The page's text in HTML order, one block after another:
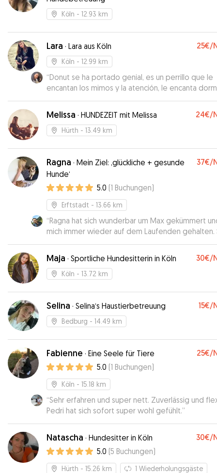
Köln - 12.93 km
Lara · Lara aus Köln 25€/
Köln - 12.99 km
“Donut se ha portado genial, es un perrillo que le
encantan los mimos y la atención, le encanta
dar paseos largos. Lo he dejado solo en casa un
de horas (con el permiso de su tutora), y ha
todo el rato, no muerde nada, no daña nada, es
tranquilo. Para ser un perrillo tan joven, es bastante
pendiente de Donut, es bastante atenta. Volvería
cuidar de él, sin duda alguna, es un 10/10🥰
Melissa · HUNDEZEIT mit Melissa 24€/
Hürth - 13.49 km
Ragna · Mein Ziel: ‚glückliche + gesunde
Hunde‘
37€/
5.0 (1 Buchungen)
Erftstadt - 13.66 km
“Ragna hat sich wunderbar um Max gekümmert
mich immer wieder auf dem Laufenden gehalten.
ist sehr engagiert und hat wirklich gute
Sachen „schwierige, sture Hunde“.
Maja · Sportliche Hundesitterin in Köln 30€/
Köln - 13.72 km
Selina · Selina‘s Haustierbetreuung 15€/
Bedburg - 14.49 km
Fabienne · Eine Seele für Tiere 25€/
5.0 (1 Buchungen)
Köln - 15.18 km
“Sehr erfahren und super nett. Zuverlässig und
Pedri hat sich sofort super wohl gefühlt.”
Natascha · Hundesitter in Köln 30€/
5.0 (5 Buchungen)
Hürth - 15.26 km 1 Wiederholungsgäste